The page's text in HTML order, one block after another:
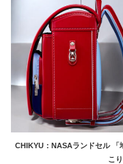
CHIKYU：NASAランドセル 「
こ